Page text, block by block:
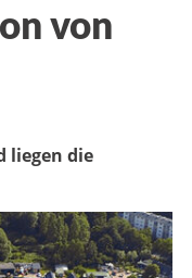
von
liegen die